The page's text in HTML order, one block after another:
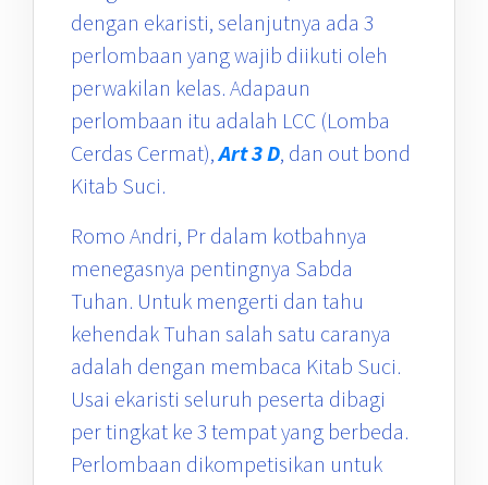
dengan ekaristi, selanjutnya ada 3
perlombaan yang wajib diikuti oleh
perwakilan kelas. Adapaun
perlombaan itu adalah LCC (Lomba
Cerdas Cermat),Art 3 D, dan out bond
Kitab Suci.
Romo Andri, Pr dalam kotbahnya
menegasnya pentingnya Sabda
Tuhan. Untuk mengerti dan tahu
kehendak Tuhan salah satu caranya
adalah dengan membaca Kitab Suci.
Usai ekaristi seluruh peserta dibagi
per tingkat ke 3 tempat yang berbeda.
Perlombaan dikompetisikan untuk